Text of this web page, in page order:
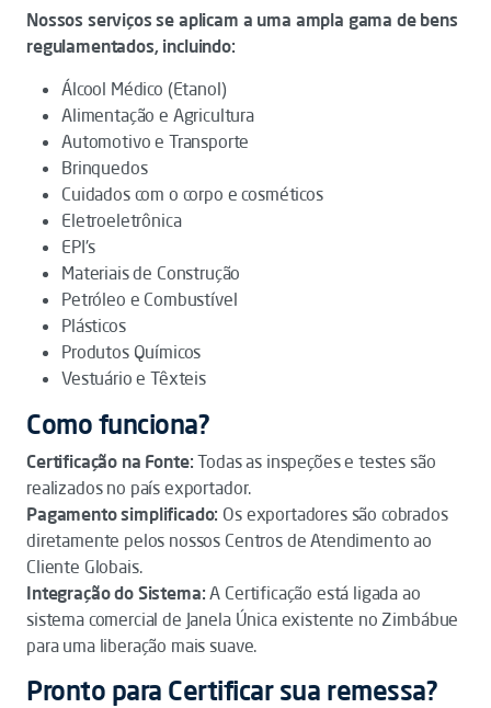
Nossos serviços se aplicam a uma ampla gama de bens
regulamentados, incluindo:
Álcool Médico (Etanol)
Alimentação e Agricultura
Automotivo e Transporte
Brinquedos
Cuidados com o corpo e cosméticos
Eletroeletrônica
EPI's
Materiais de Construção
Petróleo e Combustível
Plásticos
Produtos Químicos
Vestuário e Têxteis
Como funciona?
Certificação na Fonte: Todas as inspeções e testes são
realizados no país exportador.
Pagamento simplificado: Os exportadores são cobrados
diretamente pelos nossos Centros de Atendimento ao
Cliente Globais.
Integração do Sistema: A Certificação está ligada ao
sistema comercial de Janela Única existente no Zimbábue
para uma liberação mais suave.
Pronto para Certificar sua remessa?